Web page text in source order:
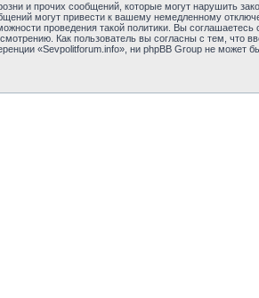
и прочих сообщений, которые могут нарушить
могут привести к вашему немедленному
проведения такой политики. Вы соглашаетесь
Как пользователь вы согласны с тем, что
«Sevpolitforum.info», ни phpBB Group не может